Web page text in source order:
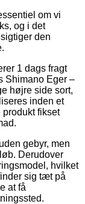
om vi
og i det
den
1 dags fragt
Shimano Eger –
højre side sort,
inden et
fikset
gebyr, men
Derudover
hvilket
sig tæt på
at få